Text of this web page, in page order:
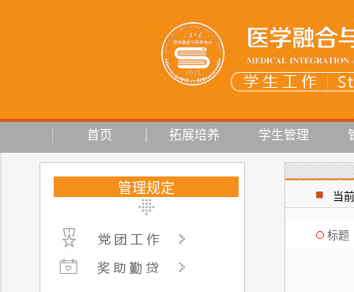
首页 拓展培养 学生管理
管理规定
当
标题